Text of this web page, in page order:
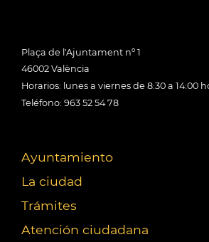
Plaça de l'Ajuntament nº 1
46002 València
Horarios: lunes a viernes de 8:30 a 14:00
Teléfono: 963 52 54 78
Ayuntamiento
La ciudad
Trámites
Atención ciudadana